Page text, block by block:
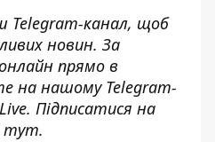
Telegram-канал, щоб
новин. За
прямо в
на нашому Telegram-
. Підписатися на
тут.